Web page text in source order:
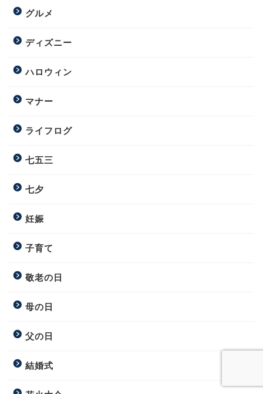
グルメ
ディズニー
ハロウィン
マナー
ライフログ
七五三
七夕
妊娠
子育て
敬老の日
母の日
父の日
結婚式